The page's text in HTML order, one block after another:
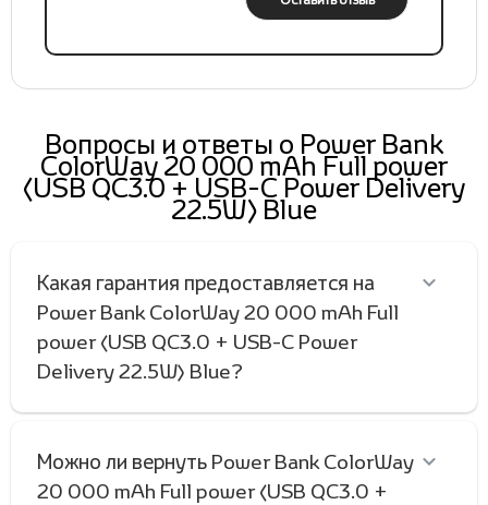
Вопросы и ответы о Power Bank
ColorWay 20 000 mAh Full power
(USB QC3.0 + USB-C Power Delivery
22.5W) Blue
Какая гарантия предоставляется на
Power Bank ColorWay 20 000 mAh Full
power (USB QC3.0 + USB-C Power
Delivery 22.5W) Blue?
Можно ли вернуть Power Bank ColorWay
20 000 mAh Full power (USB QC3.0 +